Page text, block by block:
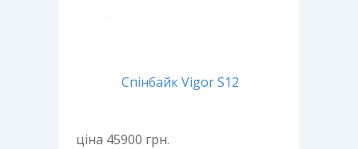
Спінбайк Vigor S12
ціна 45900 грн.